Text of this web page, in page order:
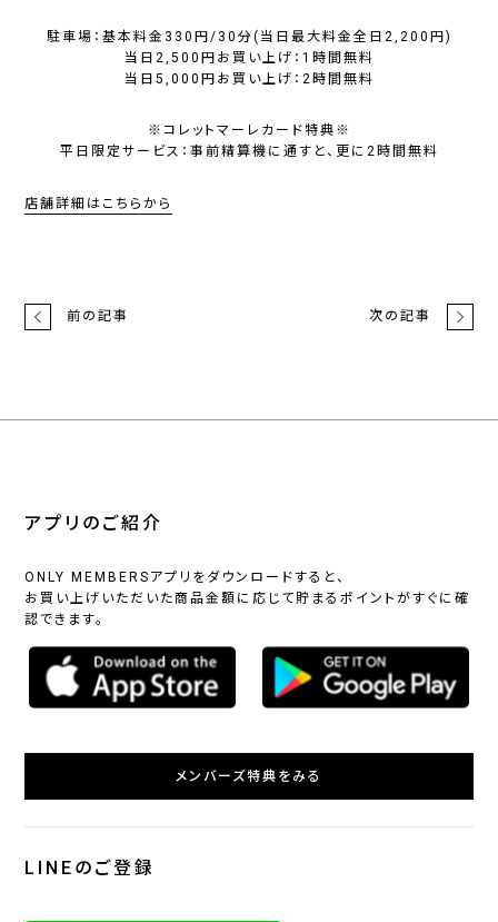
駐車場：基本料金330円/30分(当日最大料金全日2,200円)
当日2,500円お買い上げ：1時間無料
当日5,000円お買い上げ：2時間無料
※コレットマーレカード特典※
平日限定サービス：事前精算機に通すと、更に2時間無料
店舗詳細はこちらから
前の記事 次の記事
アプリのご紹介
ONLY MEMBERSアプリをダウンロードすると、
お買い上げいただいた商品金額に応じて貯まるポイントがすぐに確
認できます。
メンバーズ特典をみる
LINEのご登録